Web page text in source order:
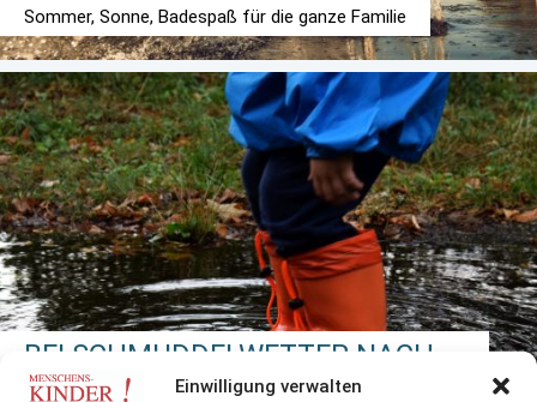
Einwilligung verwalten
Sommer, Sonne, Badespaß für die ganze Familie
BEI SCHMUDDELWETTER NACH
DRAUSSEN